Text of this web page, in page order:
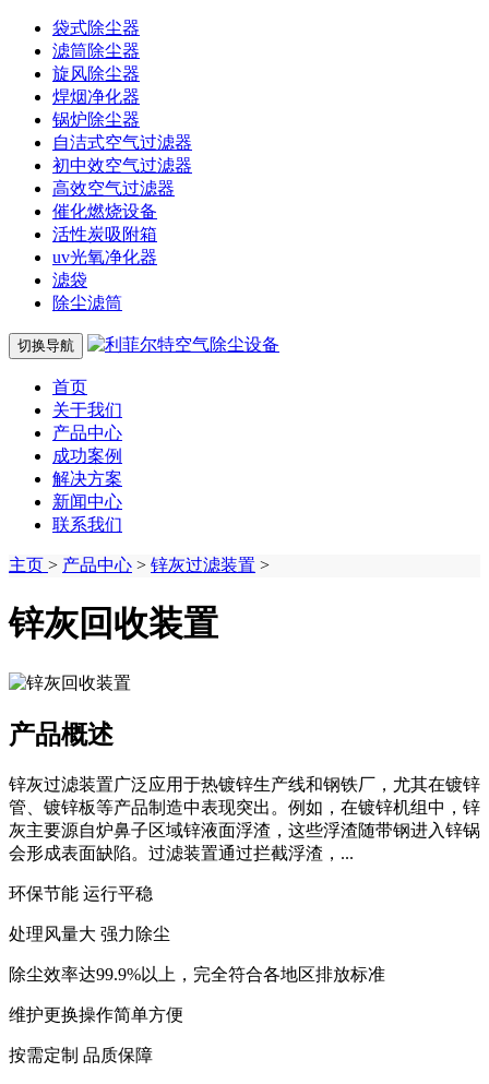
袋式除尘器
滤筒除尘器
旋风除尘器
焊烟净化器
锅炉除尘器
自洁式空气过滤器
初中效空气过滤器
高效空气过滤器
催化燃烧设备
活性炭吸附箱
uv光氧净化器
滤袋
除尘滤筒
切换导航
首页
关于我们
产品中心
成功案例
解决方案
新闻中心
联系我们
主页 > 产品中心 > 锌灰过滤装置 >
锌灰回收装置
产品概述
锌灰过滤装置广泛应用于热镀锌生产线和钢铁厂，尤其在镀锌
管、镀锌板等产品制造中表现突出。例如，在镀锌机组中，锌
灰主要源自炉鼻子区域锌液面浮渣，这些浮渣随带钢进入锌锅
会形成表面缺陷。过滤装置通过拦截浮渣，...
环保节能 运行平稳
处理风量大 强力除尘
除尘效率达99.9%以上，完全符合各地区排放标准
维护更换操作简单方便
按需定制 品质保障